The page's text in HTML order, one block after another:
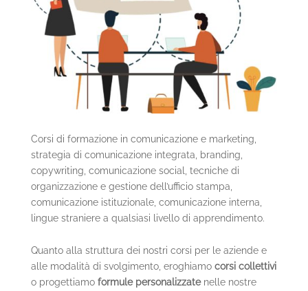
Corsi di formazione in comunicazione e marketing,
strategia di comunicazione integrata, branding,
copywriting, comunicazione social, tecniche di
organizzazione e gestione dell’ufficio stampa,
comunicazione istituzionale, comunicazione interna,
lingue straniere a qualsiasi livello di apprendimento.
Quanto alla struttura dei nostri corsi per le aziende e
alle modalità di svolgimento, eroghiamo corsi collettivi
o progettiamo formule personalizzatenelle nostre